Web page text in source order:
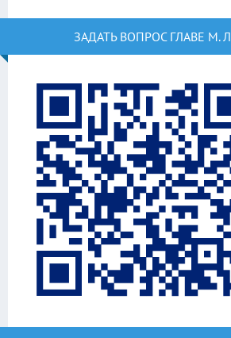
ЗАДАТЬ ВОПРОС ГЛАВЕ М.